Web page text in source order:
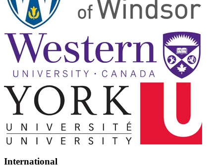
International